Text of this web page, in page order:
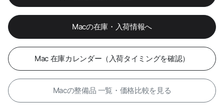
Macの在庫・入荷情報へ
Mac 在庫カレンダー（入荷タイミングを確認）
Macの整備品 一覧・価格比較を見る